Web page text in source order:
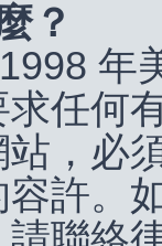
？
年
任何
，必
許。